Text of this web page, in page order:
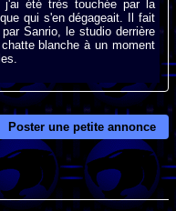
été très touchée par la
qui s'en dégageait. Il fait
Sanrio, le studio derrière
blanche à un moment
Poster une petite annonce